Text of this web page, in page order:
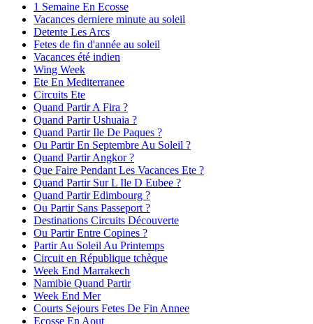
1 Semaine En Ecosse
Vacances derniere minute au soleil
Detente Les Arcs
Fetes de fin d'année au soleil
Vacances été indien
Wing Week
Ete En Mediterranee
Circuits Ete
Quand Partir A Fira ?
Quand Partir Ushuaia ?
Quand Partir Ile De Paques ?
Ou Partir En Septembre Au Soleil ?
Quand Partir Angkor ?
Que Faire Pendant Les Vacances Ete ?
Quand Partir Sur L Ile D Eubee ?
Quand Partir Edimbourg ?
Ou Partir Sans Passeport ?
Destinations Circuits Découverte
Ou Partir Entre Copines ?
Partir Au Soleil Au Printemps
Circuit en République tchèque
Week End Marrakech
Namibie Quand Partir
Week End Mer
Courts Sejours Fetes De Fin Annee
Ecosse En Aout